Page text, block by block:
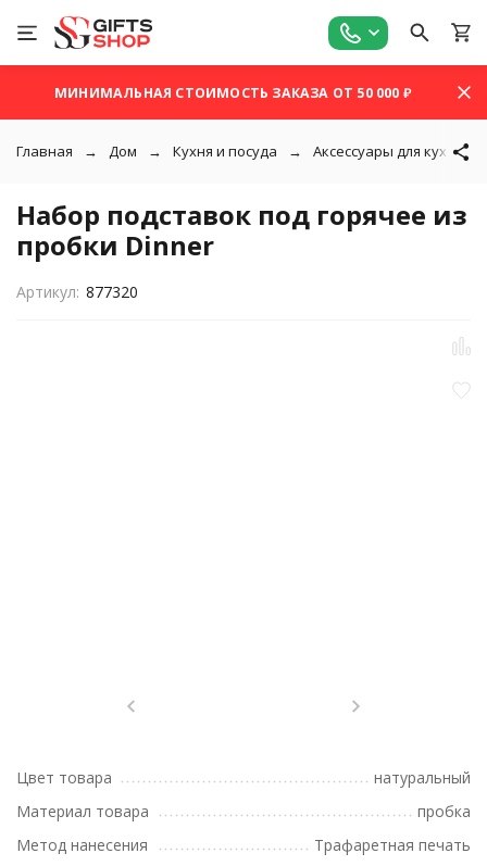
МИНИМАЛЬНАЯ СТОИМОСТЬ ЗАКАЗА ОТ 50 000 ₽
Главная Дом Кухня и посуда Аксессуары для кухни
Набор подставок под горячее из
пробки Dinner
Артикул: 877320
Цвет товара
натуральный
Материал товара
пробка
Метод нанесения
Трафаретная печать